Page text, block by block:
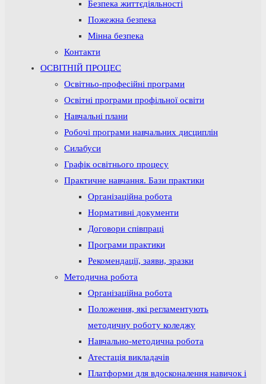
Безпека життєдіяльності
Пожежна безпека
Мінна безпека
Контакти
ОСВІТНІЙ ПРОЦЕС
Освітньо-професійні програми
Освітні програми профільної освіти
Навчальні плани
Робочі програми навчальних дисциплін
Силабуси
Графік освітнього процесу
Практичне навчання. Бази практики
Організаційна робота
Нормативні документи
Договори співпраці
Програми практики
Рекомендації, заяви, зразки
Методична робота
Організаційна робота
Положення, які регламентують
методичну роботу коледжу
Навчально-методична робота
Атестація викладачів
Платформи для вдосконалення навичок і